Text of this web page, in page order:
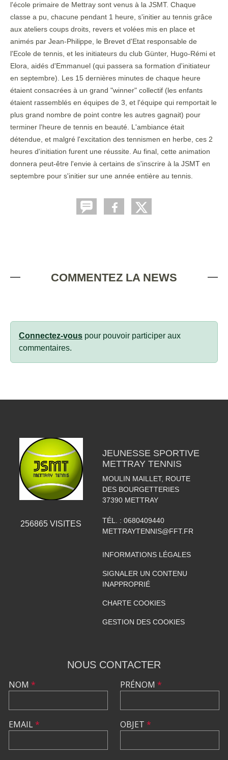
l'école primaire de Mettray sont venus à la JSMT. Chaque
classe a pu, chacune pendant 1 heure, s'initier au tennis grâce
aux ateliers coups droits, revers et volées mis en place et
animés par Jean-Philippe, le Brevet d'Etat responsable de
l'Ecole de tennis, et les initiateurs du club Günter, Hugo-Rémi et
Elora, aidés d'Emmanuel (qui passera sa formation d'initiateur
en septembre). Les 15 dernières minutes de chaque heure
étaient consacrées à un grand "winner" collectif (les enfants
étaient rassemblés en équipes de 3, et l'équipe qui remportait le
plus grand nombre de point contre les autres gagnait) pour
terminer l'heure de tennis en beauté. L'ambiance était
détendue, et malgré l'excitation des tennismen en herbe, ces 2
heures d'initiation furent une réussite. Au final, cette animation
donnera peut-être l'envie à certains de s'inscrire à la JSMT en
septembre pour s'initier sur une année entière au tennis.
COMMENTEZ LA NEWS
Connectez-vous pour pouvoir participer aux
commentaires.
256865 VISITES
JEUNESSE SPORTIVE
METTRAY TENNIS
MOULIN MAILLET, ROUTE
DES BOURGETTERIES
37390 METTRAY
TÉL. : 0680409440
METTRAYTENNIS@FFT.FR
INFORMATIONS LÉGALES
SIGNALER UN CONTENU
INAPPROPRIÉ
CHARTE COOKIES
GESTION DES COOKIES
NOUS CONTACTER
NOM *
EMAIL*
PRÉNOM *
OBJET *